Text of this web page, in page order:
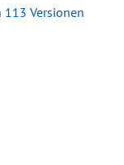
113 Versionen